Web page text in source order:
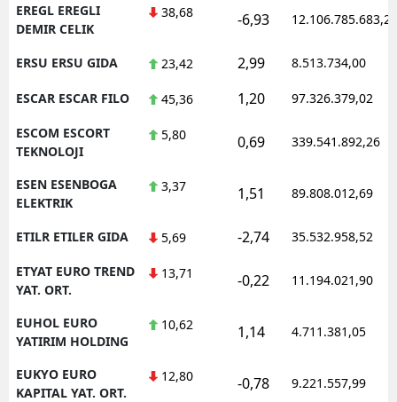
EREGL EREGLI
DEMIR CELIK
38,68 -6,93 12.106.785.683,20
ERSU ERSU GIDA 23,42 2,99 8.513.734,00
ESCAR ESCAR FILO 45,36 1,20 97.326.379,02
ESCOM ESCORT
TEKNOLOJI
5,80 0,69 339.541.892,26
ESEN ESENBOGA
ELEKTRIK
3,37 1,51 89.808.012,69
ETILR ETILER GIDA 5,69 -2,74 35.532.958,52
ETYAT EURO TREND
YAT. ORT.
13,71 -0,22 11.194.021,90
EUHOL EURO
YATIRIM HOLDING
10,62 1,14 4.711.381,05
EUKYO EURO
KAPITAL YAT. ORT.
12,80 -0,78 9.221.557,99